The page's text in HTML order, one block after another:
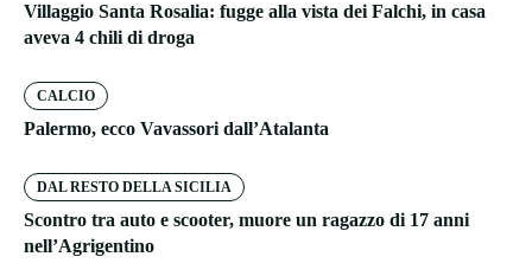
Villaggio Santa Rosalia: fugge alla vista dei Falchi, in casa
aveva 4 chili di droga
CALCIO
Palermo, ecco Vavassori dall’Atalanta
DAL RESTO DELLA SICILIA
Scontro tra auto e scooter, muore un ragazzo di 17 anni
nell’Agrigentino